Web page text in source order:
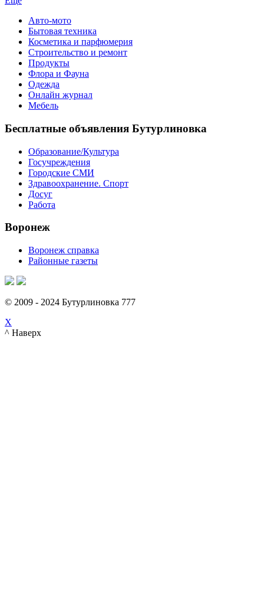
Авто-мото
Бытовая техника
Косметика и парфюмерия
Строительство и ремонт
Продукты
Флора и Фауна
Одежда
Онлайн журнал
Мебель
Бесплатные объявления Бутурлиновка
Образование/Культура
Госучреждения
Городские СМИ
Здравоохранение. Спорт
Досуг
Работа
Воронеж
Воронеж справка
Районные газеты
© 2009 - 2024 Бутурлиновка 777
X
^ Наверх